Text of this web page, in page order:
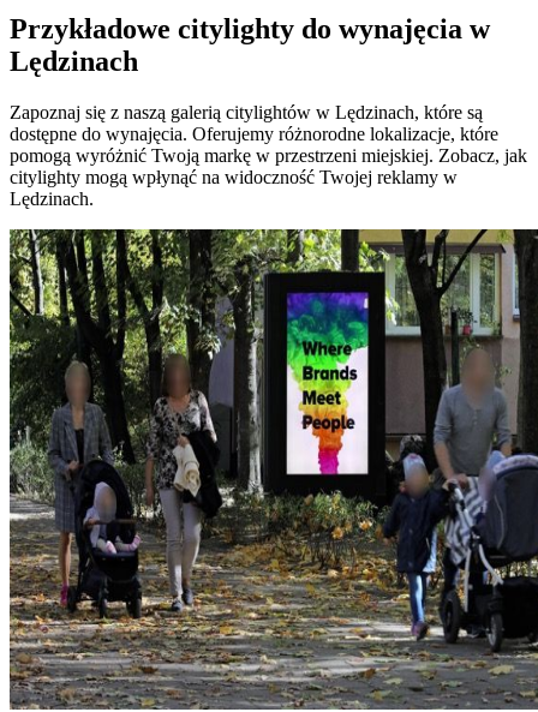
Przykładowe citylighty do wynajęcia w
Lędzinach
Zapoznaj się z naszą galerią citylightów w Lędzinach, które są
dostępne do wynajęcia. Oferujemy różnorodne lokalizacje, które
pomogą wyróżnić Twoją markę w przestrzeni miejskiej. Zobacz, jak
citylighty mogą wpłynąć na widoczność Twojej reklamy w
Lędzinach.